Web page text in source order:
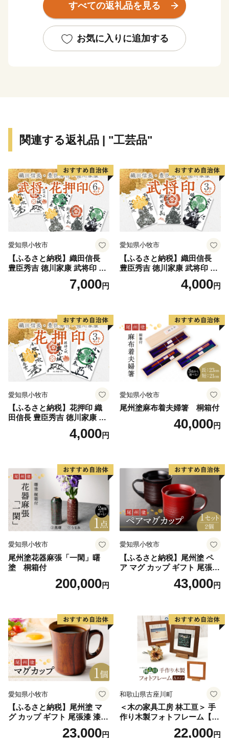
このような本市を「ぜひ応援したい！」と思ってくださ
の想いを「ふるさと納税」にのせ、本市を応援いただけ
ればと存じます。
ざまな分野に活用させていただき、施策に反映させてま
いりますので、応援をよろしくお願いいたします。
※本市では、いかなる理由があっても、お申込後の寄附
の取り下げ（キャンセル）及び寄附金の返金は致しかね
すべての返礼品を見る
お気に入りに追加する
関連する返礼品 | "工芸品"
愛知県小牧市
【ふるさと納税】織田信長
豊臣秀吉 徳川家康 武将印 花
押印 6枚 セット イラスト 戦
国 武将 小牧山城 墨絵 龍画師
グッズ 愛知県 小牧市 お取り
寄せ 送料無料
7,000円
愛知県小牧市
【ふるさと納税】織田信長
豊臣秀吉 徳川家康 武将印 3
枚 セット イラスト 戦国 武将
小牧山城 墨絵 龍画師 書道ア
愛知県 小牧市 お取り寄せ 送
料無料
4,000円
愛知県小牧市
【ふるさと納税】花押印 織
田信長 豊臣秀吉 徳川家康 3
枚 セット 戦国 武将 小牧山城
墨絵 龍画師 書道アーティス
牧市 お取り寄せ 送料無料
4,000円
愛知県小牧市
尾州塗麻布着夫婦箸 桐箱付
40,000円
愛知県小牧市
尾州塗花器麻張「一閑」曙
塗 桐箱付
200,000円
愛知県小牧市
【ふるさと納税】尾州塗 ペ
ア マグ カップ ギフト 尾張漆
漆 漆器 漆器工芸 工芸品 芸術
性 実用性 抗菌性 美味しく安
抗ウイルス効果 お取り寄せ
愛知県 小牧市 送料無料
43,000円
愛知県小牧市
【ふるさと納税】尾州塗 マ
グ カップ ギフト 尾張漆 漆
漆器 漆器工芸 工芸品 芸術性
23,000円
和歌山県古座川町
＜木の家具工房 林工亘＞ 手
作り木製フォトフレーム【A
22,000円